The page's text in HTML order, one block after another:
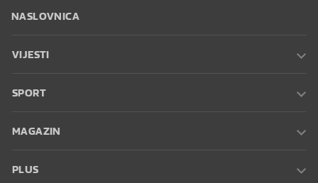
NASLOVNICA
VIJESTI
SPORT
MAGAZIN
PLUS